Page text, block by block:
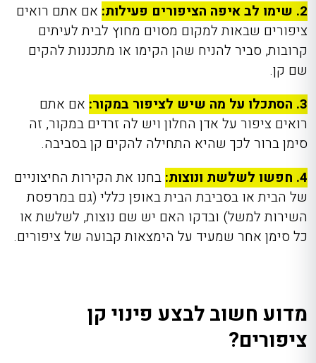
2. שימו לב איפה הציפורים פעילות:
אם אתם רואים
ציפורים שבאות למקום מסוים מחוץ לבית לעיתים
קרובות, סביר להניח שהן הקימו או מתכננות להקים
שם קן.
3. הסתכלו על מה שיש לציפור במקור:
אם אתם
רואים ציפור על אדן החלון ויש לה זרדים במקור, זה
סימן ברור לכך שהיא התחילה להקים קן בסביבה.
4. חפשו לשלשת ונוצות:
בחנו את הקירות החיצוניים
של הבית או בסביבת הבית באופן כללי (גם במרפסת
השירות למשל) ובדקו האם יש שם נוצות, לשלשת או
כל סימן אחר שמעיד על הימצאות קבועה של ציפורים.
מדוע חשוב לבצע פינוי קן
ציפורים?